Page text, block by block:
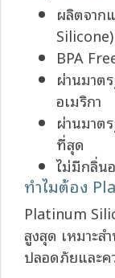
ผลิตจา
BPA
ผ่านมาต
อเมริกา
ผ่านมาต
ที่สุด
ไม่มีกลิ่น
ทำไมต้อง
Platinum
สูงสุด เหมาะส
ปลอดภัยและค